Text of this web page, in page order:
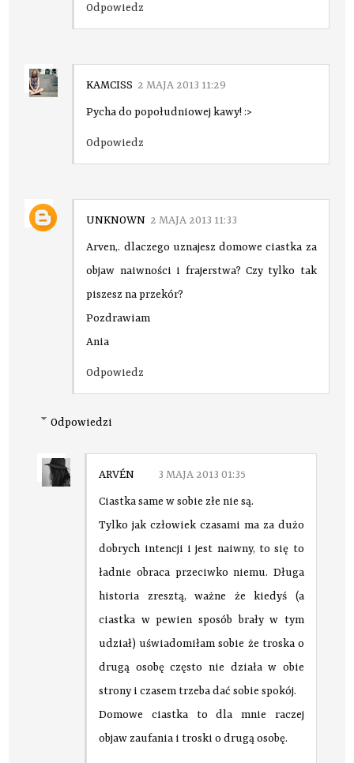
Odpowiedz
KAMCISS 2 MAJA 2013 11:29
Pycha do popołudniowej kawy! :>
Odpowiedz
UNKNOWN 2 MAJA 2013 11:33
Arven,. dlaczego uznajesz domowe ciastka za
objaw naiwności i frajerstwa? Czy tylko tak
piszesz na przekór?
Pozdrawiam
Ania
Odpowiedz
Odpowiedzi
ARVÉN 3 MAJA 2013 01:35
Ciastka same w sobie złe nie są.
Tylko jak człowiek czasami ma za dużo
dobrych intencji i jest naiwny, to się to
ładnie obraca przeciwko niemu. Długa
historia zresztą, ważne że kiedyś (a
ciastka w pewien sposób brały w tym
udział) uświadomiłam sobie że troska o
drugą osobę często nie działa w obie
strony i czasem trzeba dać sobie spokój.
Domowe ciastka to dla mnie raczej
objaw zaufania i troski o drugą osobę.